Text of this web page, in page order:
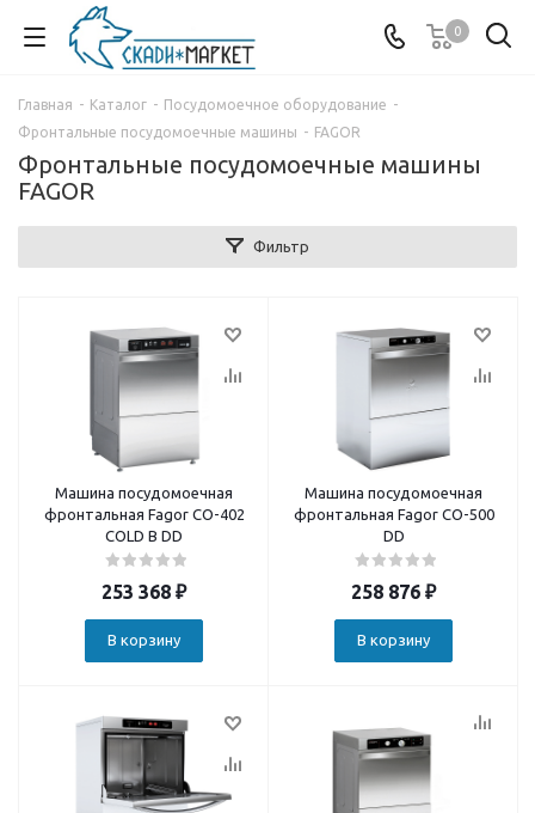
0
Главная - Каталог - Посудомоечное оборудование -
Фронтальные посудомоечные машины - FAGOR
Фронтальные посудомоечные машины
FAGOR
Фильтр
Машина посудомоечная
фронтальная Fagor CO-402
COLD B DD
253 368 ₽
В корзину
Машина посудомоечная
фронтальная Fagor CO-500
DD
258 876 ₽
В корзину